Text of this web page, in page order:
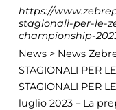
https://
stagionali-per-le-
championship-
News > News
STAGIONALI PER
STAGIONALI PER
luglio 2023 – La